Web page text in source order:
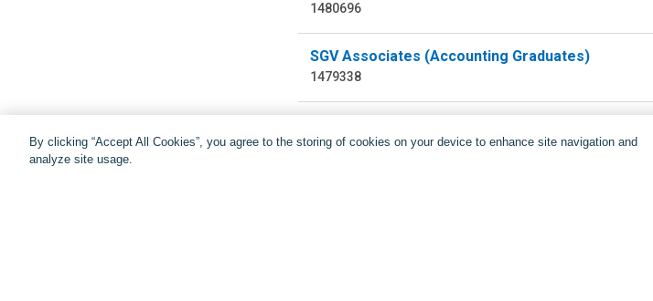
1480696
SGV Associates (Accounting Graduates)
1479338
By clicking “Accept All Cookies”, you agree to the storing of cookies on your device to enhance site navigation and
analyze site usage.